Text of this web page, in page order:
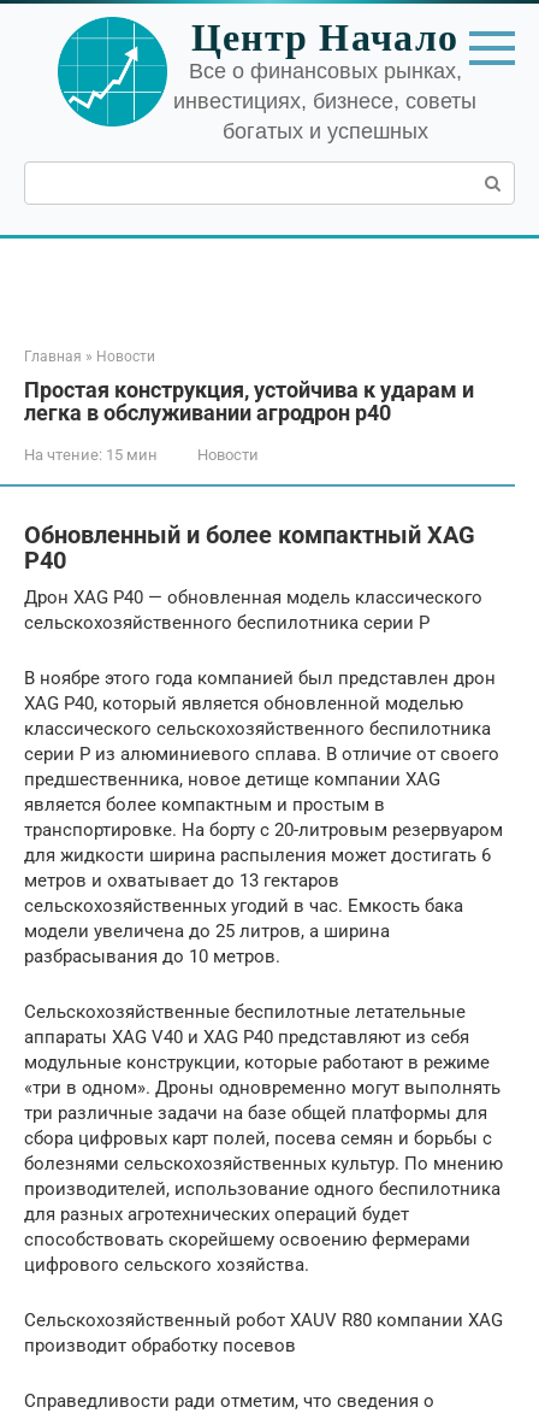
Перейти
контенту
Центр Начало
Все о финансовых рынках,
инвестициях, бизнесе, советы
богатых и успешных
Поиск:
Главная » Новости
Простая конструкция, устойчива к ударам и
легка в обслуживании агродрон p40
На чтение: 15 мин Новости
Обновленный и более компактный XAG
P40
Дрон XAG P40 — обновленная модель классического
сельскохозяйственного беспилотника серии P
В ноябре этого года компанией был представлен дрон
XAG P40, который является обновленной моделью
классического сельскохозяйственного беспилотника
серии P из алюминиевого сплава. В отличие от своего
предшественника, новое детище компании XAG
является более компактным и простым в
транспортировке. На борту с 20-литровым резервуаром
для жидкости ширина распыления может достигать 6
метров и охватывает до 13 гектаров
сельскохозяйственных угодий в час. Емкость бака
модели увеличена до 25 литров, а ширина
разбрасывания до 10 метров.
Сельскохозяйственные беспилотные летательные
аппараты XAG V40 и XAG P40 представляют из себя
модульные конструкции, которые работают в режиме
«три в одном». Дроны одновременно могут выполнять
три различные задачи на базе общей платформы для
сбора цифровых карт полей, посева семян и борьбы с
болезнями сельскохозяйственных культур. По мнению
производителей, использование одного беспилотника
для разных агротехнических операций будет
способствовать скорейшему освоению фермерами
цифрового сельского хозяйства.
Сельскохозяйственный робот XAUV R80 компании XAG
производит обработку посевов
Справедливости ради отметим, что сведения о